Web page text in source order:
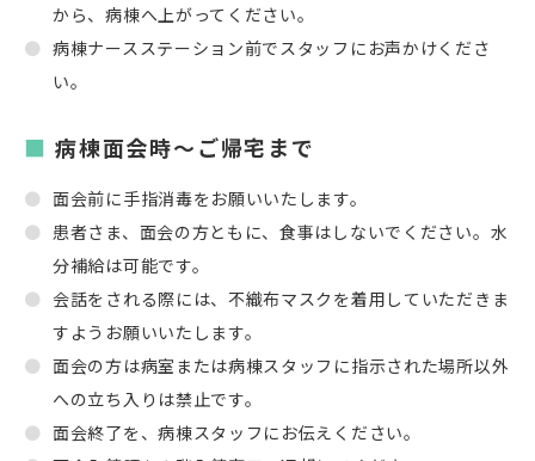
から、病棟へ上がってください。
病棟ナースステーション前でスタッフにお声かけくださ
い。
病棟面会時～ご帰宅まで
面会前に手指消毒をお願いいたします。
患者さま、面会の方ともに、食事はしないでください。水
分補給は可能です。
会話をされる際には、不織布マスクを着用していただきま
すようお願いいたします。
面会の方は病室または病棟スタッフに指示された場所以外
への立ち入りは禁止です。
面会終了を、病棟スタッフにお伝えください。